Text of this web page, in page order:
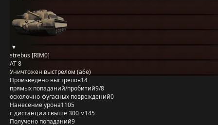
strebus [RIM0]
AT 8
Уничтожен выстрелом (a6e)
Произведено выстрелов14
прямых попаданий/пробитий9/8
осколочно-фугасных повреждений0
Нанесение урона1105
с дистанции свыше 300 м145
Получено попаданий9